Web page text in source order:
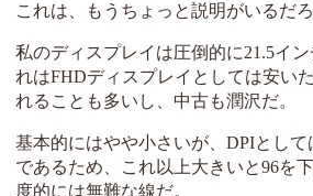
これは、もうちょっと説明がいるだろ
私のディスプレイは圧倒的に21.5イ
れはFHDディスプレイとしては安い
れることも多いし、中古も潤沢だ。
基本的にはやや小さいが、DPIとして
であるため、これ以上大きいと96を
度的には無難な線だ。